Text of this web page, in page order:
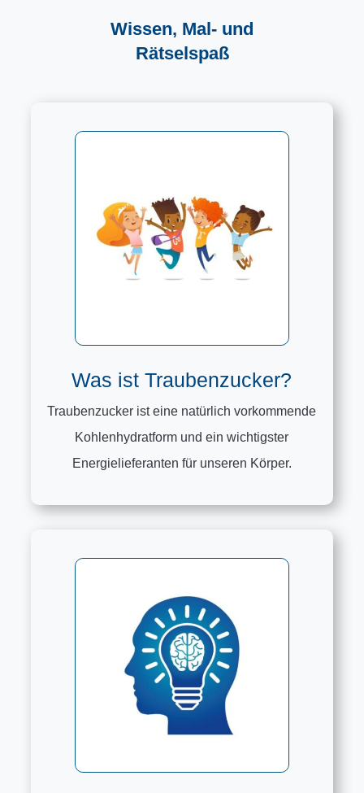
Wissen, Mal- und
Rätselspaß
Was ist Traubenzucker?
Traubenzucker ist eine natürlich vorkommende
Kohlenhydratform und ein wichtigster
Energielieferanten für unseren Körper.